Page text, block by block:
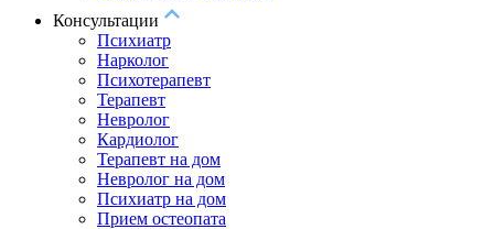
Консультации
Психиатр
Нарколог
Психотерапевт
Терапевт
Невролог
Кардиолог
Терапевт на дом
Невролог на дом
Психиатр на дом
Прием остеопата